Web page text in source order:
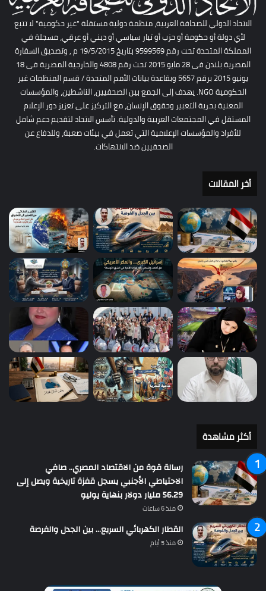
الاتحاد الدولي للصحافة العربية، منظمة دولية مستقلة "غير حكومية" لا تتبع
لأي دولة أو حكومة أو حزب أو تيار سياسي أو ديني أو عرقي، مسجلة في
المملكة المتحدة تحت رقم 9599569 بتاريخ 19/5/2015 م , وتصديق السفارة
المصرية بلندن فى 28 مايو 2015 تحت رقم 4808 والخارجية المصرية فى 18
يونيو 2015 برقم 5657 وبقاعدة بيانات الأمم المتحدة / قسم المنظمات غير
الحكومية NGO. يهدف إلى الجمع بين الصحفيين، الناشطين، والمؤسسات
المعنية بحرية التعبير وحقوق الإنسان، مع التركيز على تعزيز دور الإعلام
المستقل في المجتمعات العربية والدولية. تأسس الاتحاد لتقديم دعم شامل
للأفراد والمؤسسات الإعلامية التي تعمل في بيئات صعبة، وللدفاع عن
الصحفيين ضد الانتهاكات.
أخر المقالات
أكثر مشاهدة
رسالة قوة من الاقتصاد المصري.. صافي
الاحتياطي الأجنبي يسجل قفزة تاريخية ويصل إلى
56.29 مليار دولار بنهاية يوليو
منذ 6 ساعات
القطار الكهربائي السريع… بين الجدل والفرصة
منذ 5 أيام